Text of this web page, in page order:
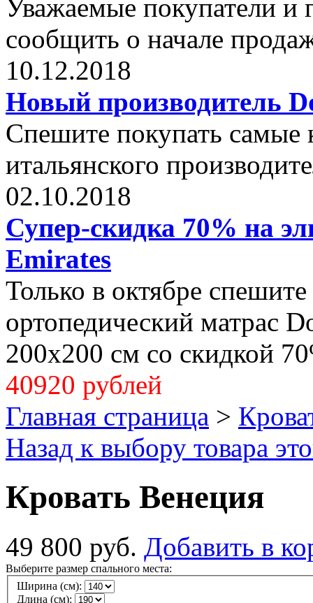
Уважаемые покупатели
сообщить о начале
10.12.2018
Новый производитель
Спешите покупать самые
итальянского
02.10.2018
Супер-скидка 70% на
Emirates
Только в октябре
ортопедический матрас
200x200 см со скидкой
40920 рублей
Главная страница >
Назад к выбору товара
Кровать Венеция
49 800 руб. Добавить в
Выберите размер спального места:
Ширина (см):
Длина (см):